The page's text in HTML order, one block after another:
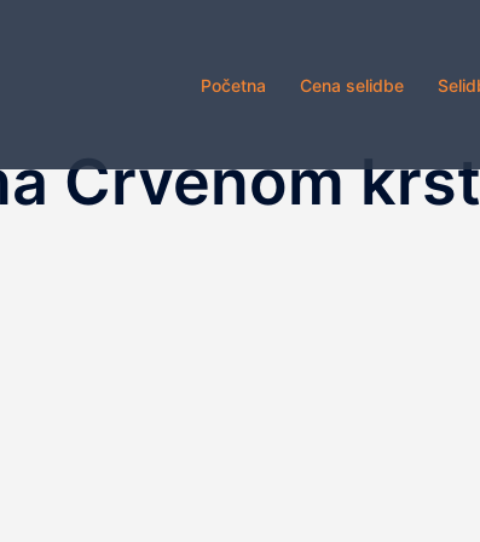
Početna Cena selidbe
Crvenom